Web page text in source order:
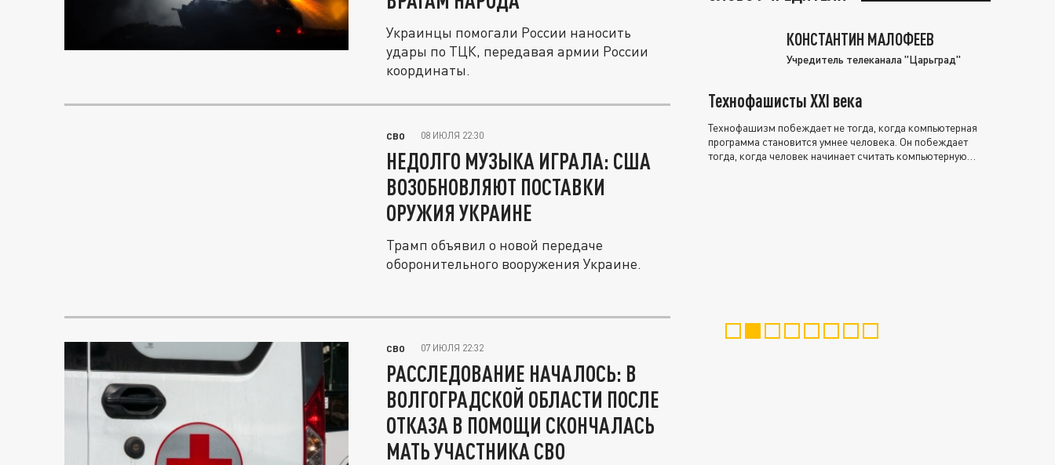
Украинцы помогали России наносить
удары по ТЦК, передавая армии России
координаты.
СВО 08 ИЮЛЯ 22:30
НЕДОЛГО МУЗЫКА ИГРАЛА: США
ВОЗОБНОВЛЯЮТ ПОСТАВКИ
ОРУЖИЯ УКРАИНЕ
Трамп объявил о новой передаче
оборонительного вооружения Украине.
СВО 07 ИЮЛЯ 22:32
РАССЛЕДОВАНИЕ НАЧАЛОСЬ: В
ВОЛГОГРАДСКОЙ ОБЛАСТИ ПОСЛЕ
ОТКАЗА В ПОМОЩИ СКОНЧАЛАСЬ
МАТЬ УЧАСТНИКА СВО
КОНСТАНТИН МАЛОФЕЕВ
Учредитель телеканала "Царьград"
Технофашисты XXI века
Технофашизм побеждает не тогда, когда компьютерная
программа становится умнее человека. Он побеждает
тогда, когда человек начинает считать компьютерную